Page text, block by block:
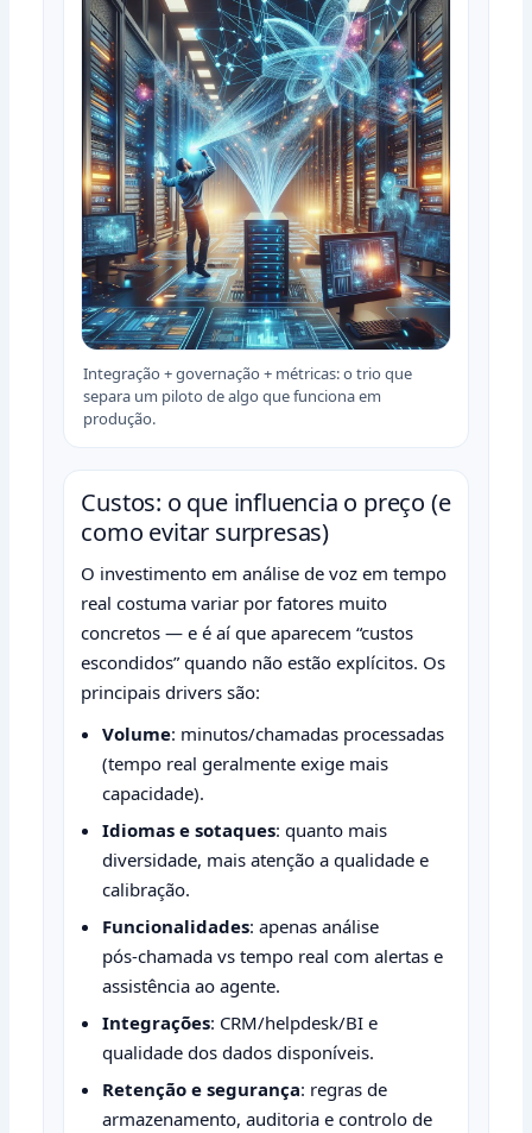
Integração + governação + métricas: o trio que
separa um piloto de algo que funciona em
produção.
Custos: o que influencia o preço (e
como evitar surpresas)
O investimento em análise de voz em tempo
real costuma variar por fatores muito
concretos — e é aí que aparecem “custos
escondidos” quando não estão explícitos. Os
principais drivers são:
Volume: minutos/chamadas processadas
(tempo real geralmente exige mais
capacidade).
Idiomas e sotaques: quanto mais
diversidade, mais atenção a qualidade e
calibração.
Funcionalidades: apenas análise
pós‑chamada vs tempo real com alertas e
assistência ao agente.
Integrações: CRM/helpdesk/BI e
qualidade dos dados disponíveis.
Retenção e segurança: regras de
armazenamento, auditoria e controlo de